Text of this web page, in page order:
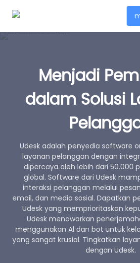
Menjadi
dalam Solusi
Udesk adalah penyedia software
layanan pelanggan dengan
dipercaya oleh lebih dari 50.000
global. Software dari Udesk
interaksi pelanggan melalui
email, dan media sosial. Dapatkan
Udesk yang memprioritaskan
Udesk menawarkan
menggunakan Al dan bot untuk
yang sangat krusial. Tingkatkan
dengan Udesk.